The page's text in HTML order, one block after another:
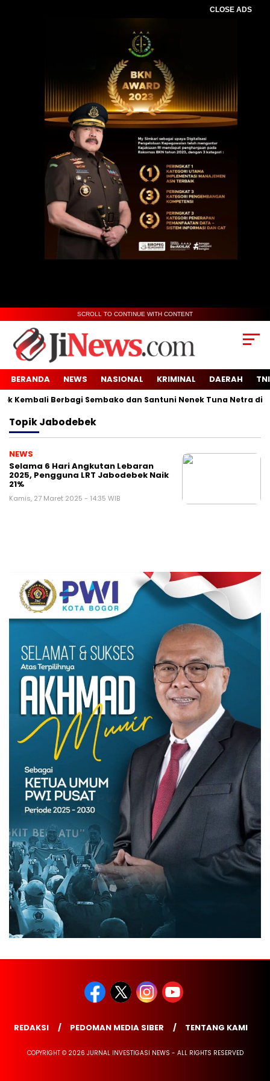
CLOSE ADS
SCROLL TO CONTINUE WITH CONTENT
BERANDA NEWS NASIONAL KRIMINAL DAERAH
Berbagi Sembako dan Santuni Nenek Tuna Netra di
TopikJabodebek
NEWS
Selama 6 Hari Angkutan Lebaran
2025, Pengguna LRT Jabodebek Naik
21%
Kamis, 27 Maret 2025 - 14:35 WIB
REDAKSI PEDOMAN MEDIA SIBER TENTANG KAMI
COPYRIGHT © 2026 JURNAL INVESTIGASI NEWS - ALL RIGHTS RESERVED